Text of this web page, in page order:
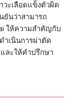
ะเลือดแข็งตัวผิด
นว่าสามารถ
ให้ความสำคัญกับ
เนินการผ่าตัด
ละให้คำปรึกษา